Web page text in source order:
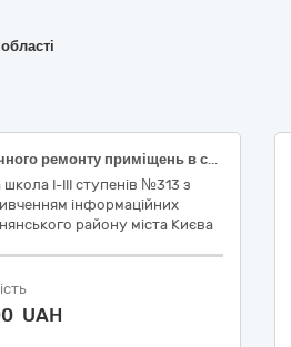
Послуги з поточного ремонту приміщень в спеціалізованій школі І-ІІІ ступенів №313 з поглибленим вивченням інформаційних технологій Деснянського району міста Києва за адресою: вул. Лісківська, буд. 7-Б
І-ІІІ ступенів №313 з
інформаційних
району міста Києва
UAH